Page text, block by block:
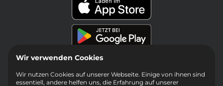
Wir verwenden Cookies
Wir nutzen Cookies auf unserer Webseite. Einige von ihnen sind
essentiell, andere helfen uns, die Erfahrung auf unserer